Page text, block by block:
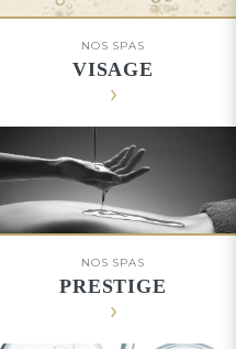
NOS SPAS
VISAGE
NOS SPAS
PRESTIGE